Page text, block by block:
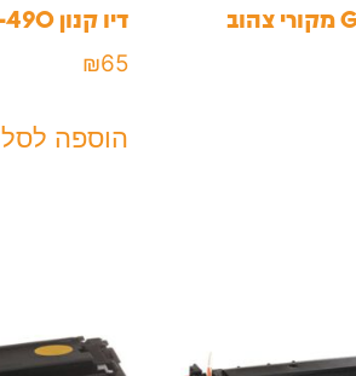
דיו קנון GI-490 מקורי צהוב
₪65
הוספה לסל